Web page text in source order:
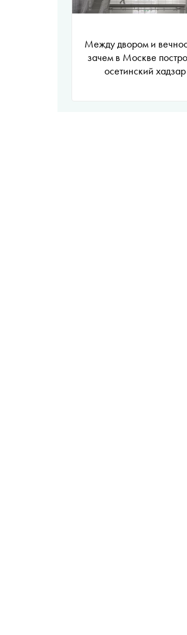
Между двором и
зачем в Москве
осетинский хадзар